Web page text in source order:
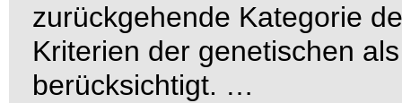
zurückgehende Kategorie
Kriterien der genetischen
berücksichtigt. …